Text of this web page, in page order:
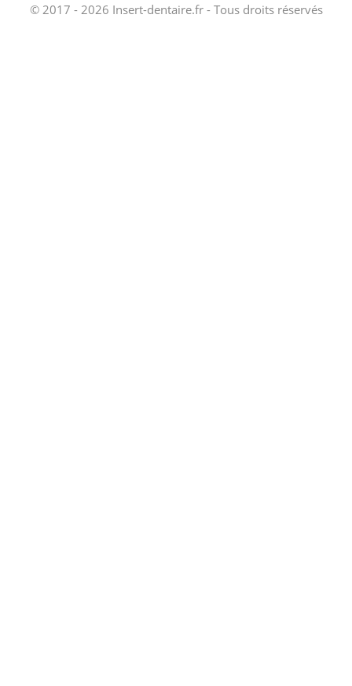
© 2017 - 2026 Insert-dentaire.fr - Tous droits réservés